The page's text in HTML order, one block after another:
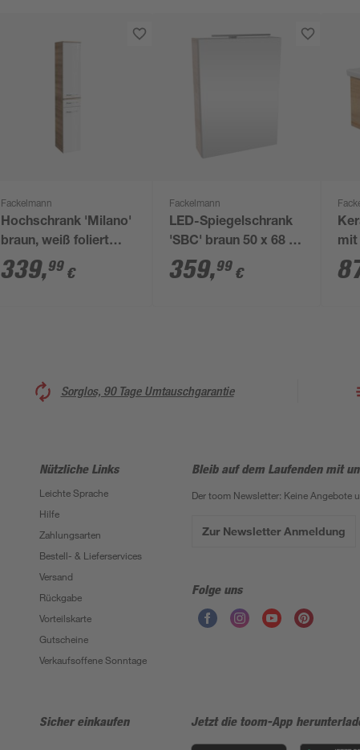
Fackelmann
Hochschrank 'Milano'
braun, weiß foliert
30,5 x 165,5 x 32 cm
339,99 €
Fackelmann
LED-Spiegelschrank
'SBC' braun 50 x 68 x
15,3 cm links
359,99 €
mit
Sorglos, 90 Tage Umtauschgarantie
Nützliche Links
Leichte Sprache
Hilfe
Zahlungsarten
Bestell- & Lieferservices
Versand
Rückgabe
Vorteilskarte
Gutscheine
Verkaufsoffene Sonntage
Bleib auf dem Laufenden mit
Der toom Newsletter: Keine Angebote
Zur Newsletter Anmeldung
Folge uns
Sicher einkaufen Jetzt die toom-App